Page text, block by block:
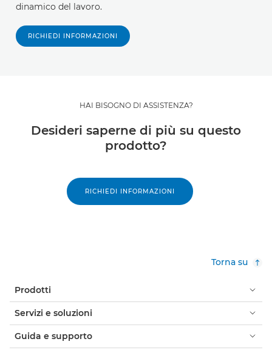
dinamico del lavoro.
RICHIEDI INFORMAZIONI
HAI BISOGNO DI ASSISTENZA?
Desideri saperne di più su questo
prodotto?
RICHIEDI INFORMAZIONI
Torna su
Prodotti
Servizi e soluzioni
Guida e supporto